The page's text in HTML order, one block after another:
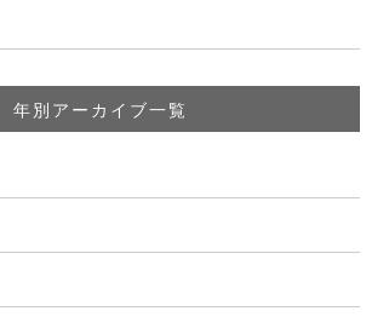
年別アーカイブ一覧